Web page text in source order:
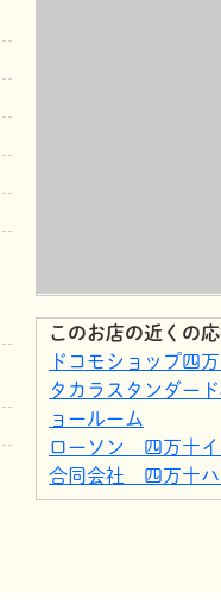
このお店の近くの
ドコモショップ四
タカラスタンダー
ョールーム
ローソン 四万十イ
合同会社 四万十ハ
JASS／ジャスポー